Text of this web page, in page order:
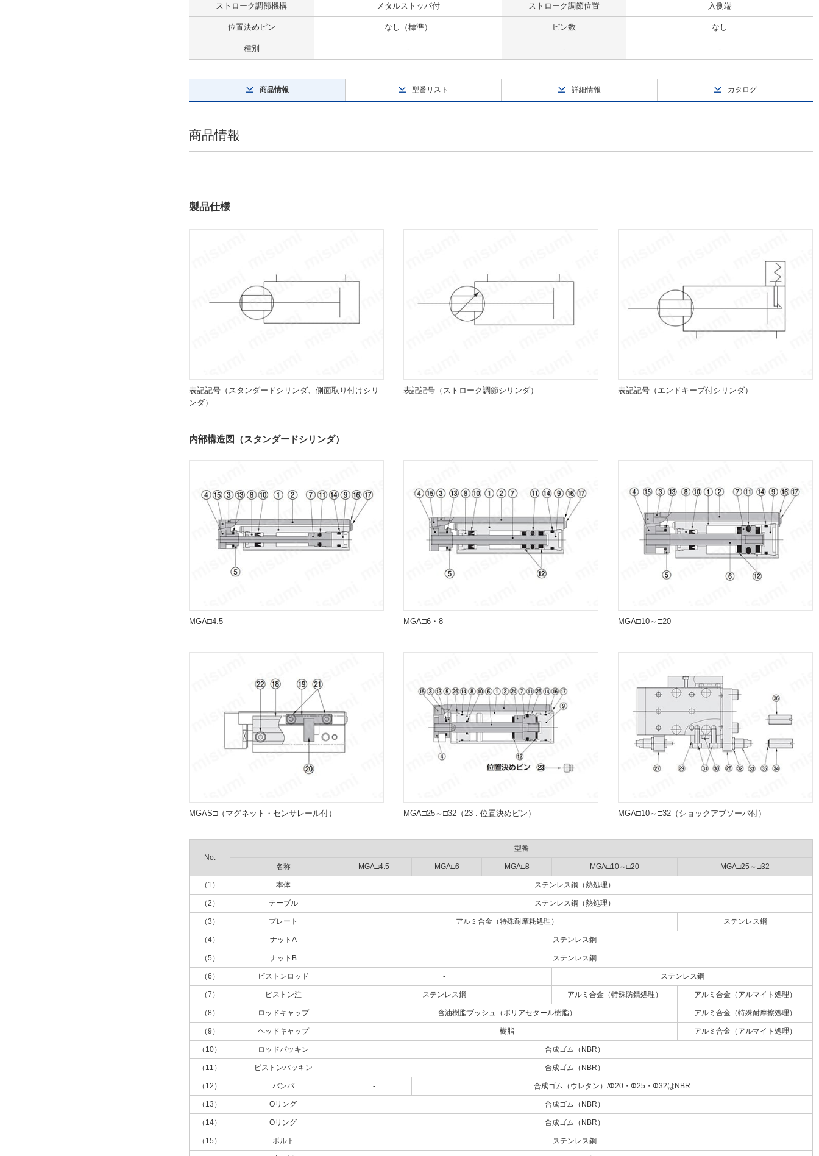
ストローク調節機構 メタルストッパ付 ストローク調節位置 入側端
位置決めピン なし（標準） ピン数 なし
種別 - - -
商品情報 型番リスト 詳細情報 カタログ
商品情報
製品仕様
表記記号（スタンダードシリンダ、側面取り付けシリ
ンダ）
表記記号（ストローク調節シリンダ） 表記記号（エンドキープ付シリンダ）
内部構造図（スタンダードシリンダ）
MGA□4.5 MGA□6・8 MGA□10～□20
MGAS□（マグネット・センサレール付） MGA□25～□32（23 : 位置決めピン） MGA□10～□32（ショックアブソーバ付）
No.
型番
名称 MGA□4.5 MGA□6 MGA□8 MGA□10～□20 MGA□25～□32
（1） 本体 ステンレス鋼（熱処理）
（2） テーブル ステンレス鋼（熱処理）
（3） プレート アルミ合金（特殊耐摩耗処理） ステンレス鋼
（4） ナットA ステンレス鋼
（5） ナットB ステンレス鋼
（6） ピストンロッド - ステンレス鋼
（7） ピストン注 ステンレス鋼 アルミ合金（特殊防錆処理） アルミ合金（アルマイト処理）
（8） ロッドキャップ 含油樹脂ブッシュ（ポリアセタール樹脂） アルミ合金（特殊耐摩擦処理）
（9） ヘッドキャップ 樹脂 アルミ合金（アルマイト処理）
（10） ロッドパッキン 合成ゴム（NBR）
（11） ピストンパッキン 合成ゴム（NBR）
（12） バンパ - 合成ゴム（ウレタン）/Φ20・Φ25・Φ32はNBR
（13） Oリング 合成ゴム（NBR）
（14） Oリング 合成ゴム（NBR）
（15） ボルト ステンレス鋼